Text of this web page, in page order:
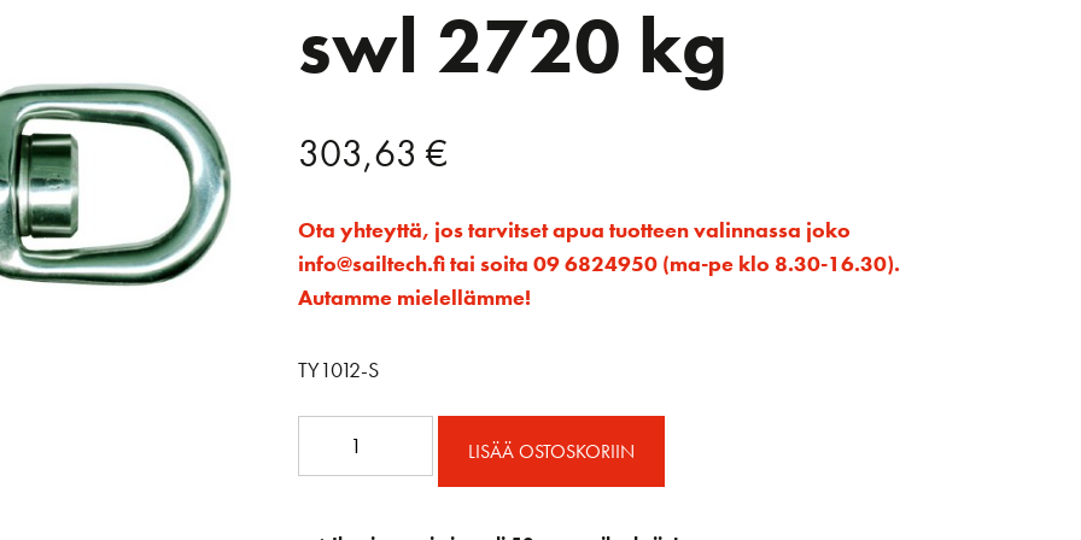
swl 2720 kg
303,63 €
Ota yhteyttä, jos tarvitset apua tuotteen valinnassa joko
info@sailtech.fi tai soita 09 6824950 (ma-pe klo 8.30-16.30).
Autamme mielellämme!
TY1012-S
vakio
LISÄÄ OSTOSKORIIN